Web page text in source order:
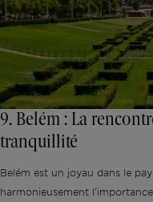
9. Belém : La
tranquillité
Belém est un joyau dans le
harmonieusement